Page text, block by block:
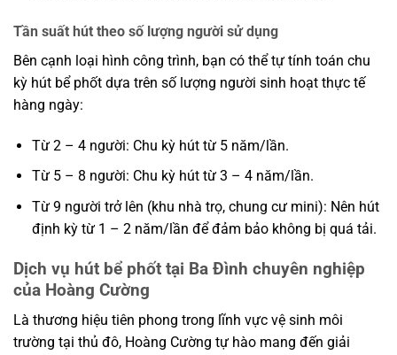
Tần suất hút theo số lượng người sử dụng
Bên cạnh loại hình công trình, bạn có thể tự tính toán chu
kỳ hút bể phốt dựa trên số lượng người sinh hoạt thực tế
hàng ngày:
Từ 2 – 4 người: Chu kỳ hút từ 5 năm/lần.
Từ 5 – 8 người: Chu kỳ hút từ 3 – 4 năm/lần.
Từ 9 người trở lên (khu nhà trọ, chung cư mini): Nên hút
định kỳ từ 1 – 2 năm/lần để đảm bảo không bị quá tải.
Dịch vụ hút bể phốt tại Ba Đình chuyên nghiệp
của Hoàng Cường
Là thương hiệu tiên phong trong lĩnh vực vệ sinh môi
trường tại thủ đô, Hoàng Cường tự hào mang đến giải